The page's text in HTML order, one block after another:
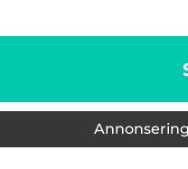
Annonsering